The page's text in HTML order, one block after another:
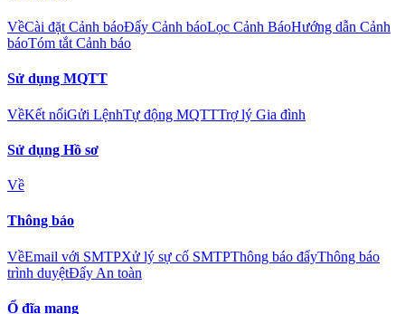
VềCài đặt Cảnh báoĐẩy Cảnh báoLọc Cảnh BáoHướng dẫn Cảnh
báoTóm tắt Cảnh báo
Sử dụng MQTT
VềKết nốiGửi LệnhTự động MQTTTrợ lý Gia đình
Sử dụng Hồ sơ
Về
Thông báo
VềEmail với SMTPXử lý sự cố SMTPThông báo đẩyThông báo
trình duyệtĐẩy An toàn
Ổ đĩa mạng